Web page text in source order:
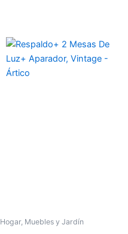
Hogar, Muebles y Jardín